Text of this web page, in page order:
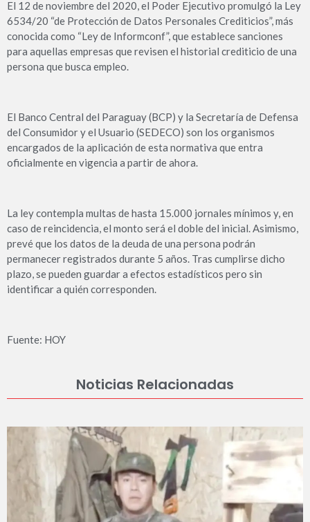
El 12 de noviembre del 2020, el Poder Ejecutivo promulgó la Ley
6534/20 “de Protección de Datos Personales Crediticios”, más
conocida como “Ley de Informconf”, que establece sanciones
para aquellas empresas que revisen el historial crediticio de una
persona que busca empleo.
El Banco Central del Paraguay (BCP) y la Secretaría de Defensa
del Consumidor y el Usuario (SEDECO) son los organismos
encargados de la aplicación de esta normativa que entra
oficialmente en vigencia a partir de ahora.
La ley contempla multas de hasta 15.000 jornales mínimos y, en
caso de reincidencia, el monto será el doble del inicial. Asimismo,
prevé que los datos de la deuda de una persona podrán
permanecer registrados durante 5 años. Tras cumplirse dicho
plazo, se pueden guardar a efectos estadísticos pero sin
identificar a quién corresponden.
Fuente: HOY
Noticias Relacionadas